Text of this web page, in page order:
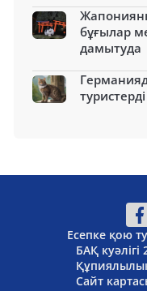
бұғылар
дамытуда
Есепке қою
БАҚ
Сайт